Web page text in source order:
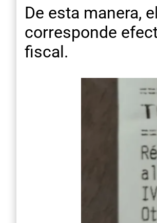
De esta manera,
corresponde
fiscal.